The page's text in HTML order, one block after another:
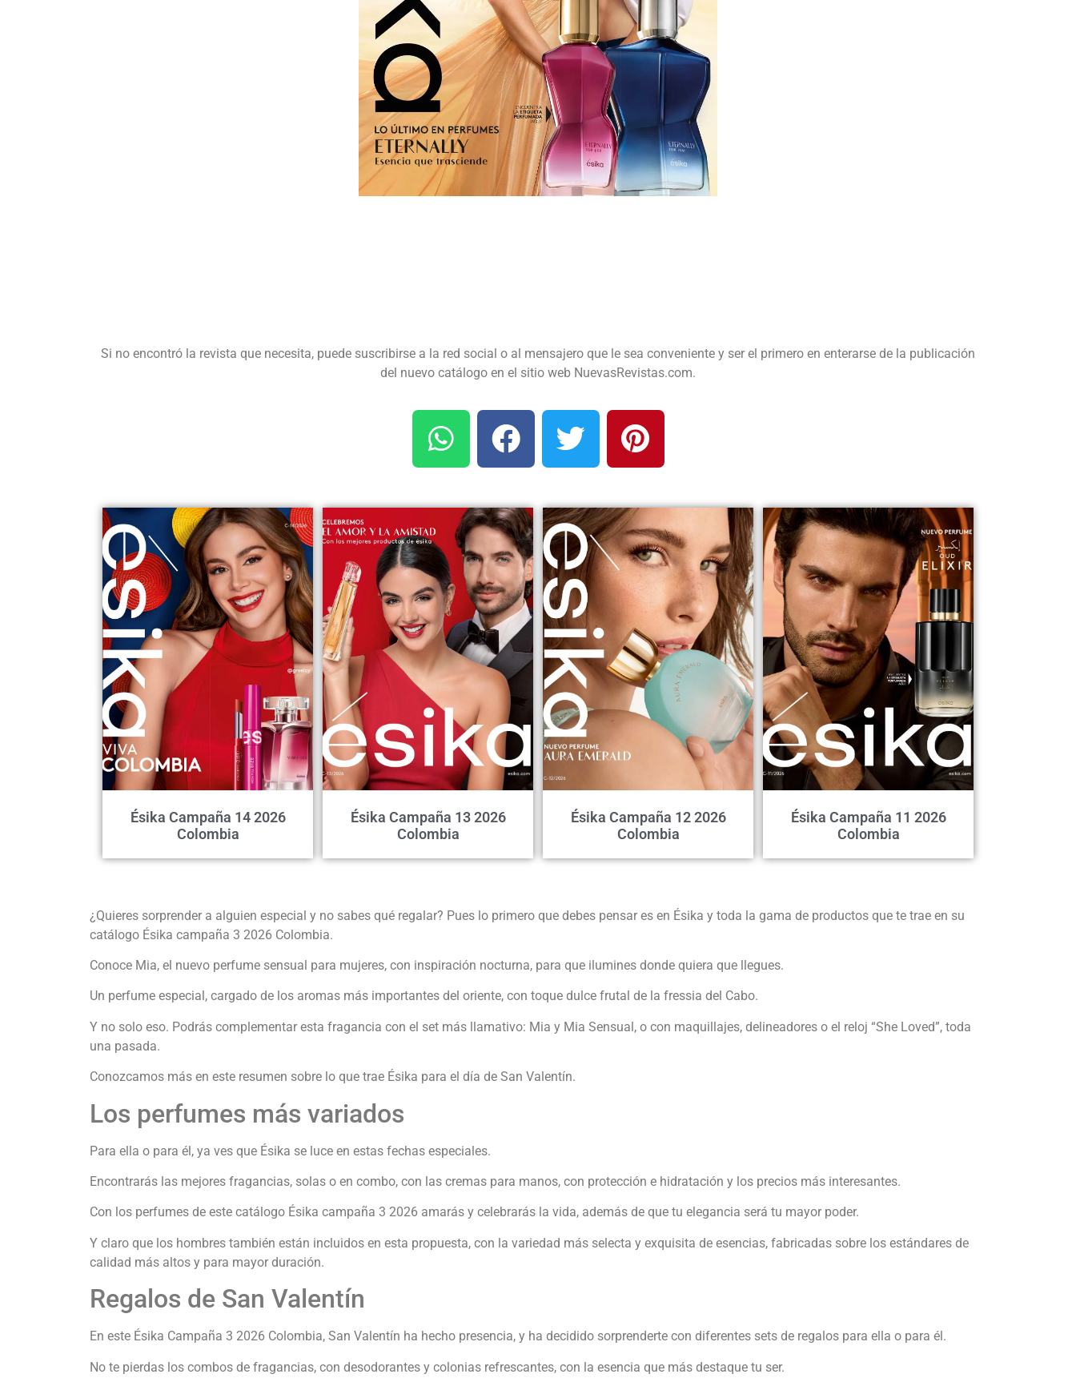
Si no encontró la revista que necesita, puede suscribirse a la red social o al mensajero que le sea conveniente y ser el primero en enterarse de la publicación
del nuevo catálogo en el sitio web NuevasRevistas.com.
Ésika Campaña 14 2026
Colombia
Ésika Campaña 13 2026
Colombia
Ésika Campaña 12 2026
Colombia
Ésika Campaña 11 2026
Colombia
¿Quieres sorprender a alguien especial y no sabes qué regalar? Pues lo primero que debes pensar es en Ésika y toda la gama de productos que te trae en su
catálogo Ésika campaña 3 2026 Colombia.
Conoce Mia, el nuevo perfume sensual para mujeres, con inspiración nocturna, para que ilumines donde quiera que llegues.
Un perfume especial, cargado de los aromas más importantes del oriente, con toque dulce frutal de la fressia del Cabo.
Y no solo eso. Podrás complementar esta fragancia con el set más llamativo: Mia y Mia Sensual, o con maquillajes, delineadores o el reloj “She Loved”, toda
una pasada.
Conozcamos más en este resumen sobre lo que trae Ésika para el día de San Valentín.
Los perfumes más variados
Para ella o para él, ya ves que Ésika se luce en estas fechas especiales.
Encontrarás las mejores fragancias, solas o en combo, con las cremas para manos, con protección e hidratación y los precios más interesantes.
Con los perfumes de este catálogo Ésika campaña 3 2026 amarás y celebrarás la vida, además de que tu elegancia será tu mayor poder.
Y claro que los hombres también están incluidos en esta propuesta, con la variedad más selecta y exquisita de esencias, fabricadas sobre los estándares de
calidad más altos y para mayor duración.
Regalos de San Valentín
En este Ésika Campaña 3 2026 Colombia, San Valentín ha hecho presencia, y ha decidido sorprenderte con diferentes sets de regalos para ella o para él.
No te pierdas los combos de fragancias, con desodorantes y colonias refrescantes, con la esencia que más destaque tu ser.